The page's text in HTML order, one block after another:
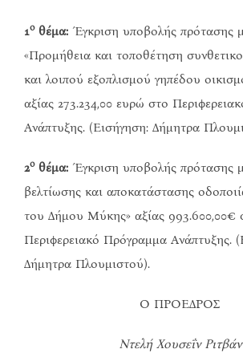
1οθέμα: Έγκριση υποβολής πρότασης
«Προμήθεια και τοποθέτηση
και λοιπού εξοπλισμού γηπέδου
αξίας 273.234,00 ευρώ στο
Ανάπτυξης. (Εισήγηση: Δήμητρα
2οθέμα: Έγκριση υποβολής πρότασης
βελτίωσης και αποκατάστασης
του Δήμου Μύκης» αξίας 993.600,00€
Περιφερειακό Πρόγραμμα Ανάπτυξης.
Δήμητρα Πλουμιστού).
Ο ΠΡΟΕΔΡΟΣ
Ντελή Χουσεΐν Ριτβάν